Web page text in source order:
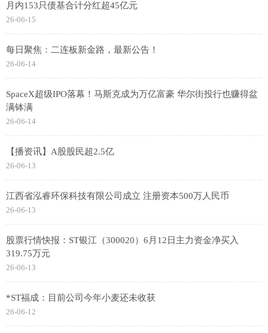
月内153只债基合计分红超45亿元
26-06-15
每日聚焦：二连板新金路，最新公告！
26-06-14
SpaceX超级IPO落幕！马斯克成为万亿富豪 华尔街投行也赚得盆
满钵满
26-06-14
【播资讯】A股股民超2.5亿
26-06-13
江西省泓睿环保科技有限公司成立 注册资本500万人民币
26-06-13
股票行情快报：ST银江（300020）6月12日主力资金净买入
319.75万元
26-06-13
*ST福成：目前公司今年小麦还未收获
26-06-12